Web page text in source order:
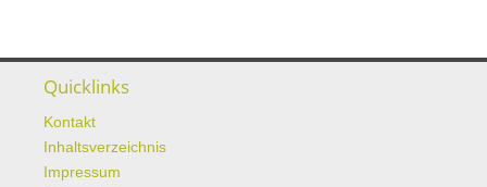
Quicklinks
Kontakt
Inhaltsverzeichnis
Impressum